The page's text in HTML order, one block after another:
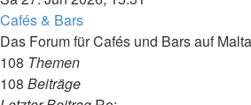
Cafés & Bars
Das Forum für Cafés und Bars auf Malta
108 Themen
108 Beiträge